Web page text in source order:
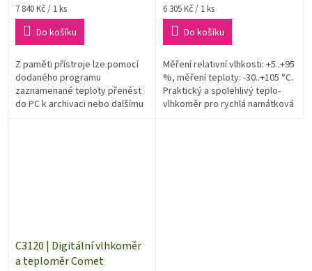
Měrná
cena:
7 840 Kč / 1 ks
Do košíku
Z paměti přístroje lze pomocí
dodaného programu
zaznamenané teploty přenést
do PC k archivaci nebo dalšímu
Měrná
cena:
6 305 Kč / 1 ks
Do košíku
Měření relativní vlhkosti: +5..+95
%, měření teploty: -30..+105 °C.
Praktický a spolehlivý teplo-
vlhkoměr pro rychlá namátková
C3120 | Digitální vlhkoměr
a teploměr Comet